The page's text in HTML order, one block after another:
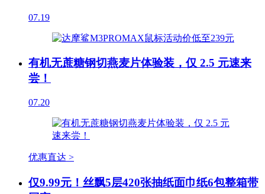
07.19
有机无蔗糖钢切燕麦片体验装，仅 2.5 元速来
尝！
07.20
优惠直达 >
仅9.99元！丝飘5层420张抽纸面巾纸6包整箱带